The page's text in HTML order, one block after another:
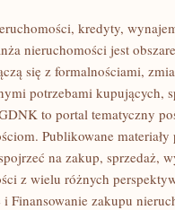
kredyty,
nieruchomości jest
się z formalnościami,
potrzebami kupujących,
to portal tematyczny
Publikowane
na zakup, sprzedaż,
z wielu różnych
Finansowanie zakupu